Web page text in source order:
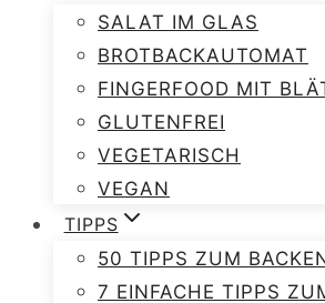
SALAT IM GLAS
BROTBACKAUTOMAT
FINGERFOOD MIT
GLUTENFREI
VEGETARISCH
VEGAN
TIPPS
50 TIPPS ZUM
7 EINFACHE TIPPS